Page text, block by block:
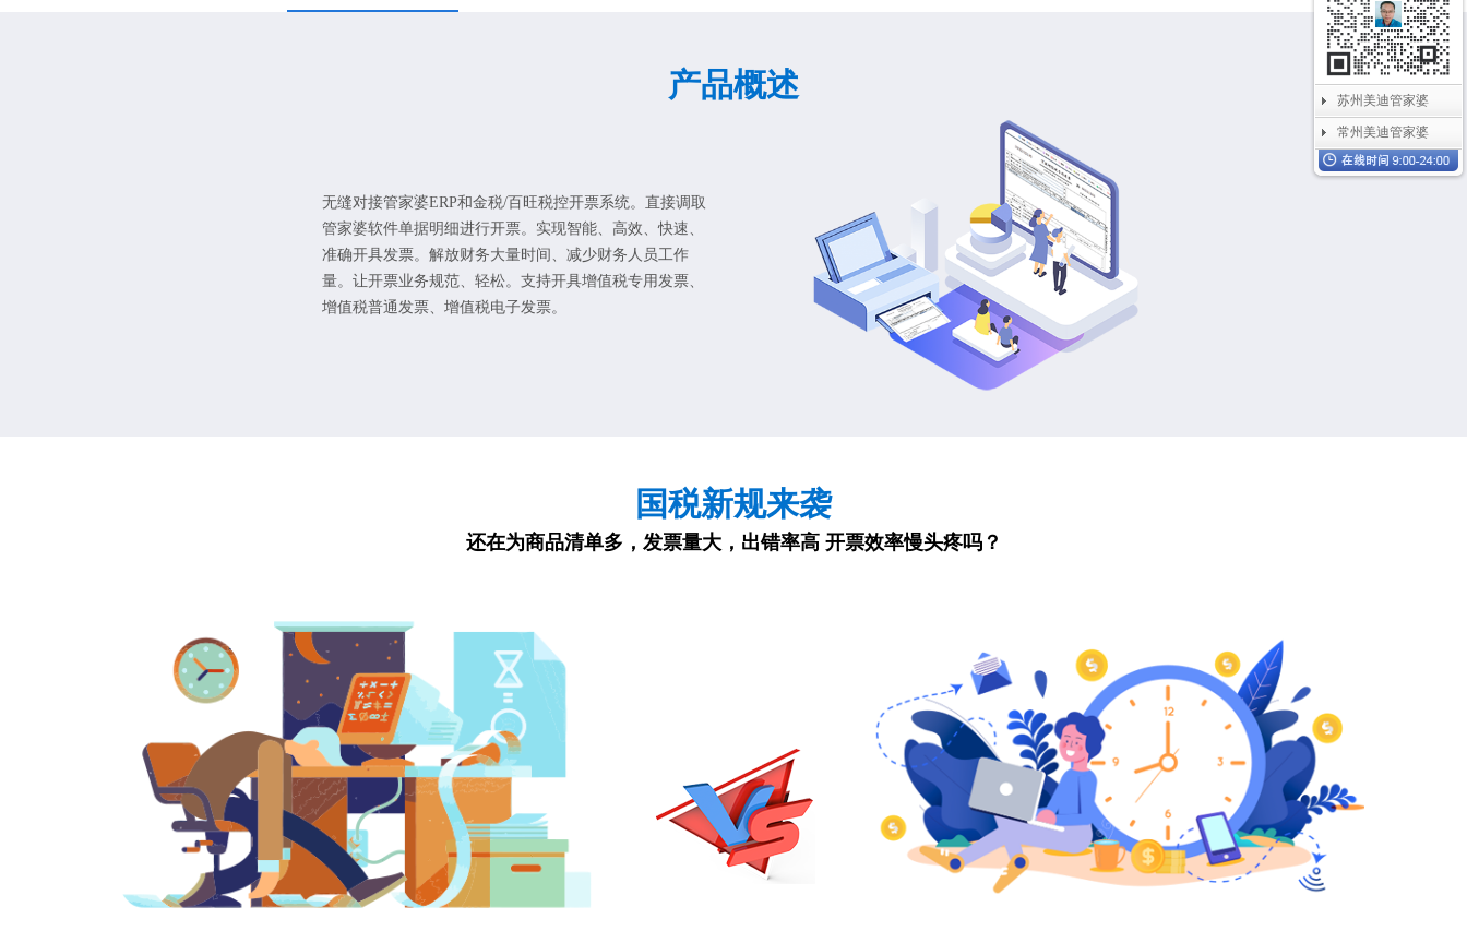
产品概述
无缝对接管家婆ERP和金税/百旺税控开票系统。直接调取
管家婆软件单据明细进行开票。实现智能、高效、快速、
准确开具发票。解放财务大量时间、减少财务人员工作
量。让开票业务规范、轻松。支持开具增值税专用发票、
增值税普通发票、增值税电子发票。
国税新规来袭
还在为商品清单多，发票量大，出错率高 开票效率慢头疼吗？
苏州美迪管家婆
常州美迪管家婆